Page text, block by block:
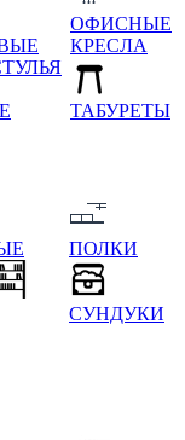
ОФИСНЫЕ
КРЕСЛА
ТАБУРЕТЫ
ПОЛКИ
СУНДУКИ